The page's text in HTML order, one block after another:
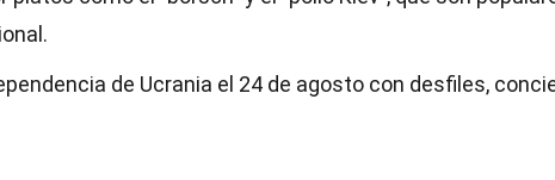
de Ucrania el 24 de agosto con desfiles,